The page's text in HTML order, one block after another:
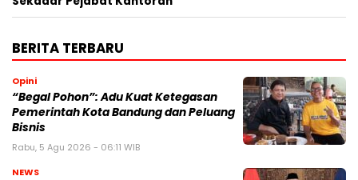
BERITA TERBARU
Opini
“Begal Pohon”: Adu Kuat Ketegasan
Pemerintah Kota Bandung dan Peluang
Bisnis
Rabu, 5 Agu 2026 - 06:11 WIB
NEWS